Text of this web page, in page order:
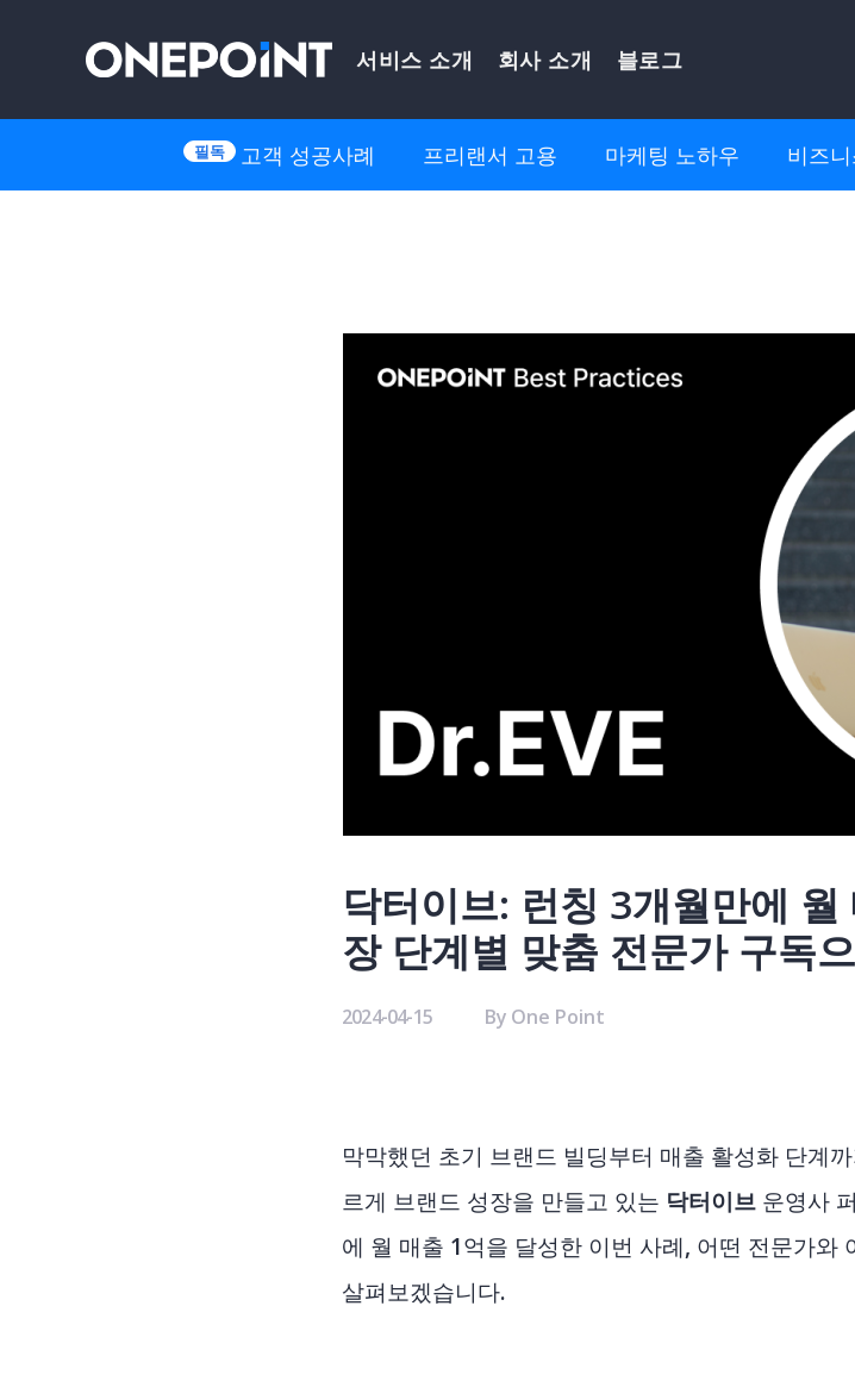
content
서비스 소개 회사 소개 블로그
고객 성공사례 프리랜서 고용 마케팅 노하우 비즈
닥터이브: 런칭 3개월만에
장 단계별 맞춤 전문가 구독
2024-04-15 By One Point
막막했던 초기 브랜드 빌딩부터 매출 활성화 단계
르게 브랜드 성장을 만들고 있는 닥터이브 운영사
에 월 매출 1억을 달성한 이번 사례, 어떤 전문가와
살펴보겠습니다.